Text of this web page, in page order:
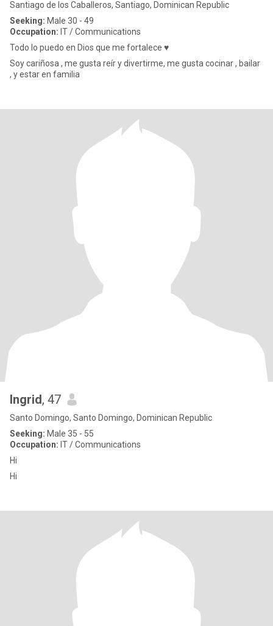
Santiago de los Caballeros, Santiago, Dominican Republic
Seeking: Male 30 - 49
Occupation: IT / Communications
Todo lo puedo en Dios que me fortalece ♥️
Soy cariñosa , me gusta reír y divertirme, me gusta cocinar , bailar
, y estar en familia
Ingrid, 47
Santo Domingo, Santo Domingo, Dominican Republic
Seeking: Male 35 - 55
Occupation: IT / Communications
Hi
Hi